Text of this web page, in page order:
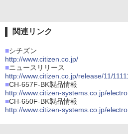
関連リンク
■シチズン
http://www.citizen.co.jp/
■ニュースリリース
http://www.citizen.co.jp/release/11/
■CH-657F-BK製品情報
http://www.citizen-systems.co.jp/
■CH-650F-BK製品情報
http://www.citizen-systems.co.jp/